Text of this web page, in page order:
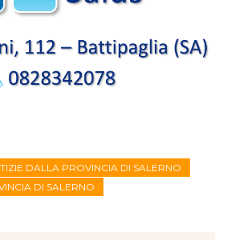
DALLA PROVINCIA DI SALERNO
DI SALERNO